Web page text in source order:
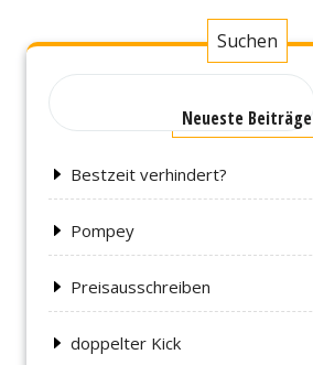
Suchen
Neueste Beiträge
Bestzeit verhindert?
Pompey
Preisausschreiben
doppelter Kick